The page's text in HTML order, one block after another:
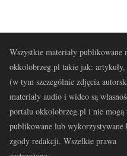
Wszystkie materiały publikowane
okkolobrzeg.pl takie jak:
(w tym szczególnie zdjęcia
materiały audio i wideo są
portalu okkolobrzeg.pl i nie mogą
publikowane lub wykorzystywane
zgody redakcji. Wszelkie prawa